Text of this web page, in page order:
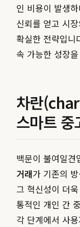
인 비용이 발생
신뢰를 얻고 시
확실한 전략입니
속 가능한 성장
차란
스마트 중
백문이 불여일견
거래가 기존의
그 혁신성이 더
통적인 개인 간
각 단계에서 사